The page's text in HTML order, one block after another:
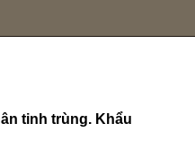
tinh trùng. Khẩu